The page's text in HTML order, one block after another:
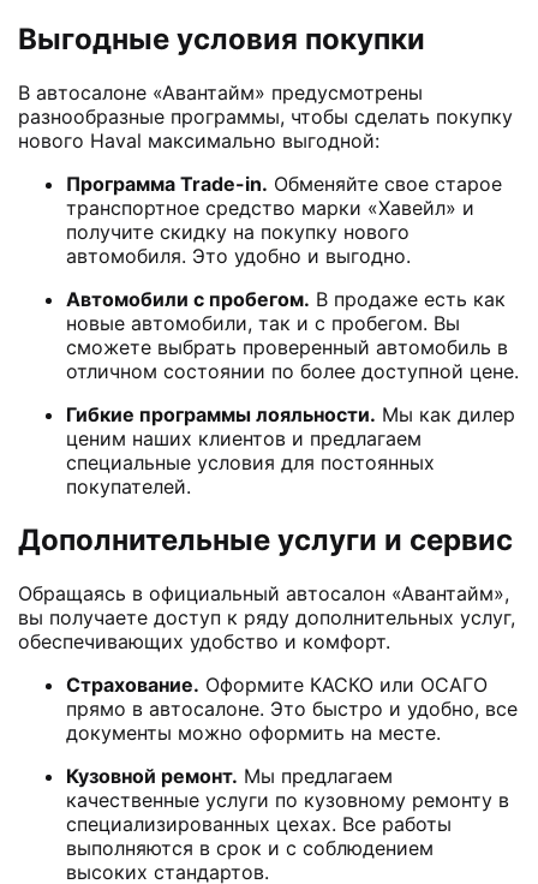
Выгодные условия покупки
В автосалоне «Авантайм» предусмотрены
разнообразные программы, чтобы сделать покупку
нового Haval максимально выгодной:
Программа Trade-in. Обменяйте свое старое
транспортное средство марки «Хавейл» и
получите скидку на покупку нового
автомобиля. Это удобно и выгодно.
Автомобили с пробегом. В продаже есть как
новые автомобили, так и с пробегом. Вы
сможете выбрать проверенный автомобиль в
отличном состоянии по более доступной цене.
Гибкие программы лояльности. Мы как дилер
ценим наших клиентов и предлагаем
специальные условия для постоянных
покупателей.
Дополнительные услуги и сервис
Обращаясь в официальный автосалон «Авантайм»,
вы получаете доступ к ряду дополнительных услуг,
обеспечивающих удобство и комфорт.
Страхование. Оформите КАСКО или ОСАГО
прямо в автосалоне. Это быстро и удобно, все
документы можно оформить на месте.
Кузовной ремонт. Мы предлагаем
качественные услуги по кузовному ремонту в
специализированных цехах. Все работы
выполняются в срок и с соблюдением
высоких стандартов.